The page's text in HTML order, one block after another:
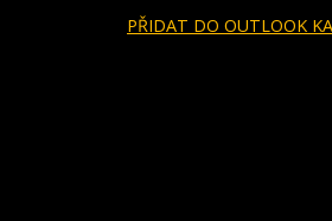
PŘIDAT DO OUTLOOK